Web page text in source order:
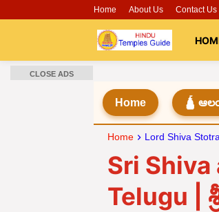
Home About Us Contact Us
Home 🛕
Home Lord Shiva
Sri
Telugu |
CLOSE ADS